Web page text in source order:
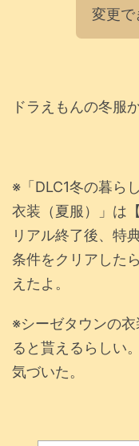
変更で
ドラえもんの冬服
※「DLC1冬の暮ら
衣装（夏服）」は
リアル終了後、特
条件をクリアした
えたよ。
※シーゼタウンの
ると貰えるらしい
気づいた。